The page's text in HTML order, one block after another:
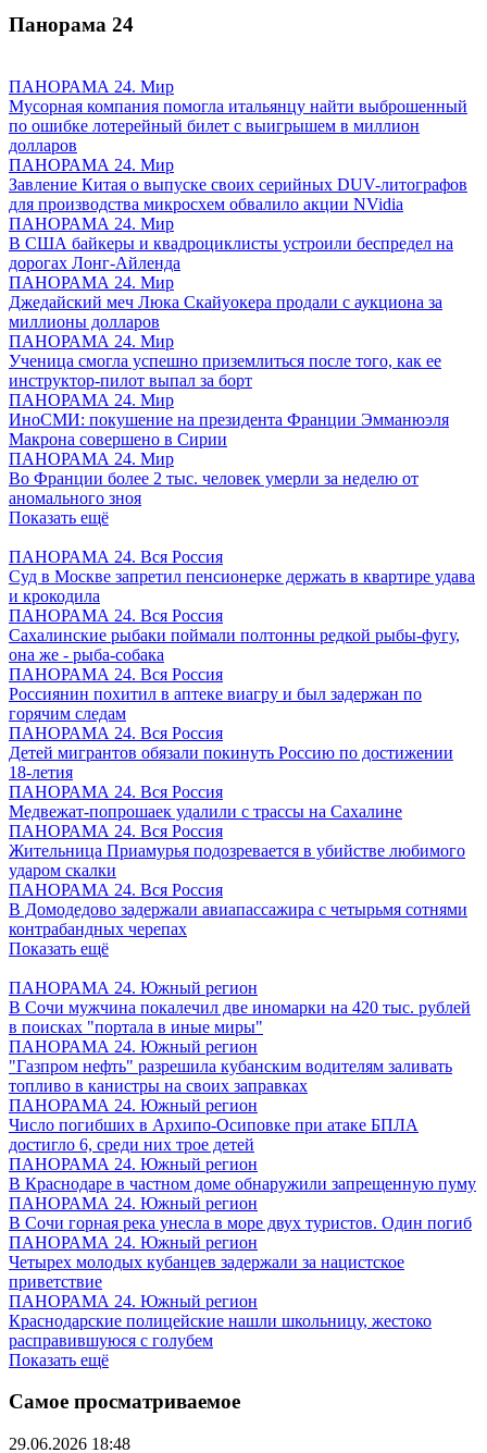
Панорама 24
ПАНОРАМА 24. Мир
Мусорная компания помогла итальянцу найти выброшенный
по ошибке лотерейный билет с выигрышем в миллион
долларов
ПАНОРАМА 24. Мир
Завление Китая о выпуске своих серийных DUV-литографов
для производства микросхем обвалило акции NVidia
ПАНОРАМА 24. Мир
В США байкеры и квадроциклисты устроили беспредел на
дорогах Лонг-Айленда
ПАНОРАМА 24. Мир
Джедайский меч Люка Скайуокера продали с аукциона за
миллионы долларов
ПАНОРАМА 24. Мир
Ученица смогла успешно приземлиться после того, как ее
инструктор-пилот выпал за борт
ПАНОРАМА 24. Мир
ИноСМИ: покушение на президента Франции Эмманюэля
Макрона совершено в Сирии
ПАНОРАМА 24. Мир
Во Франции более 2 тыс. человек умерли за неделю от
аномального зноя
Показать ещё
ПАНОРАМА 24. Вся Россия
Суд в Москве запретил пенсионерке держать в квартире удава
и крокодила
ПАНОРАМА 24. Вся Россия
Сахалинские рыбаки поймали полтонны редкой рыбы-фугу,
она же - рыба-собака
ПАНОРАМА 24. Вся Россия
Россиянин похитил в аптеке виагру и был задержан по
горячим следам
ПАНОРАМА 24. Вся Россия
Детей мигрантов обязали покинуть Россию по достижении
18-летия
ПАНОРАМА 24. Вся Россия
Медвежат-попрошаек удалили с трассы на Сахалине
ПАНОРАМА 24. Вся Россия
Жительница Приамурья подозревается в убийстве любимого
ударом скалки
ПАНОРАМА 24. Вся Россия
В Домодедово задержали авиапассажира с четырьмя сотнями
контрабандных черепах
Показать ещё
ПАНОРАМА 24. Южный регион
В Сочи мужчина покалечил две иномарки на 420 тыс. рублей
в поисках "портала в иные миры"
ПАНОРАМА 24. Южный регион
"Газпром нефть" разрешила кубанским водителям заливать
топливо в канистры на своих заправках
ПАНОРАМА 24. Южный регион
Число погибших в Архипо-Осиповке при атаке БПЛА
достигло 6, среди них трое детей
ПАНОРАМА 24. Южный регион
В Краснодаре в частном доме обнаружили запрещенную пуму
ПАНОРАМА 24. Южный регион
В Сочи горная река унесла в море двух туристов. Один погиб
ПАНОРАМА 24. Южный регион
Четырех молодых кубанцев задержали за нацистское
приветствие
ПАНОРАМА 24. Южный регион
Краснодарские полицейские нашли школьницу, жестоко
расправившуюся с голубем
Показать ещё
Самое просматриваемое
29.06.2026 18:48